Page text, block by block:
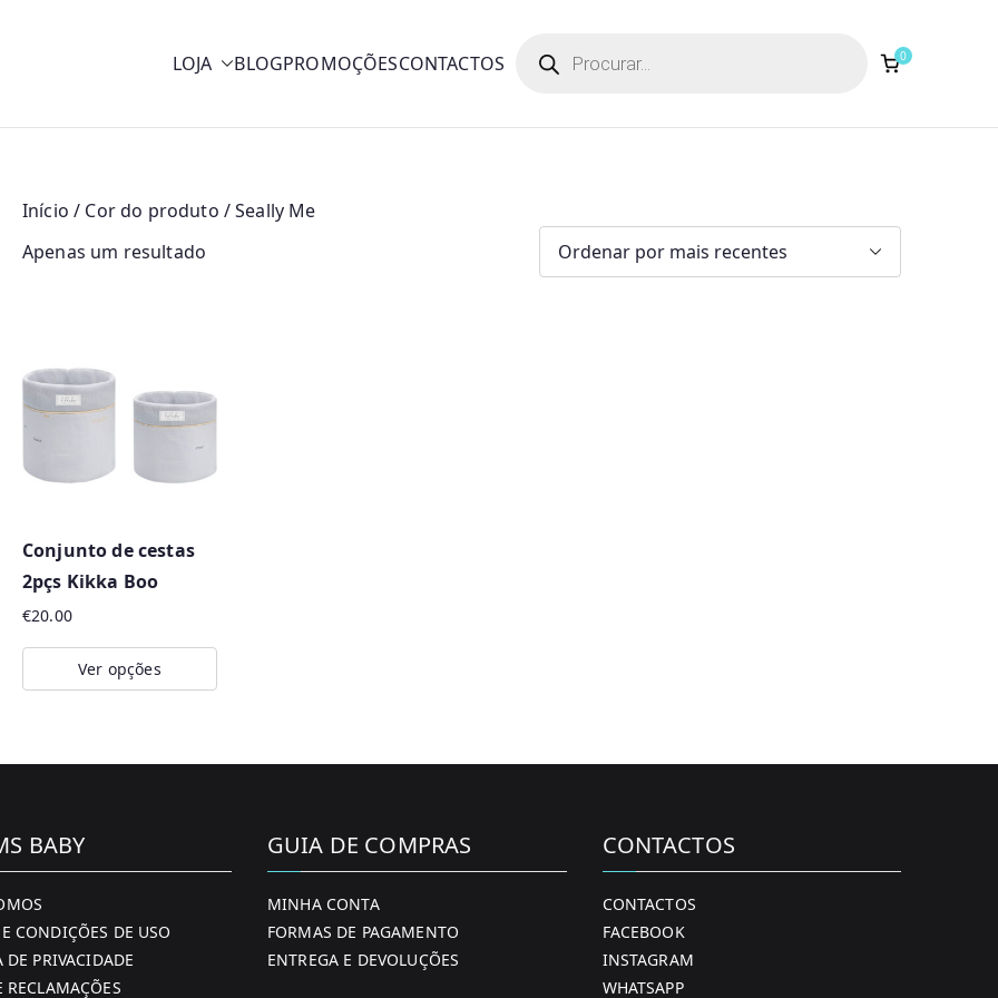
LOJA BLOGPROMOÇÕESCONTACTOS search 0
Início / Cor do produto / Seally Me
Apenas um resultado
Conjunto de cestas
2pçs Kikka Boo
€20.00
Ver opções
has
The
may
be
chosen
BABY
CONDIÇÕES DE USO
DE PRIVACIDADE
RECLAMAÇÕES
GUIA DE COMPRAS
MINHA CONTA
FORMAS DE PAGAMENTO
ENTREGA E DEVOLUÇÕES
CONTACTOS
CONTACTOS
FACEBOOK
INSTAGRAM
WHATSAPP